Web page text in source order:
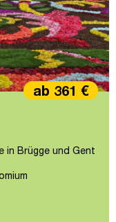
in Brügge und Gent
ab 361 €